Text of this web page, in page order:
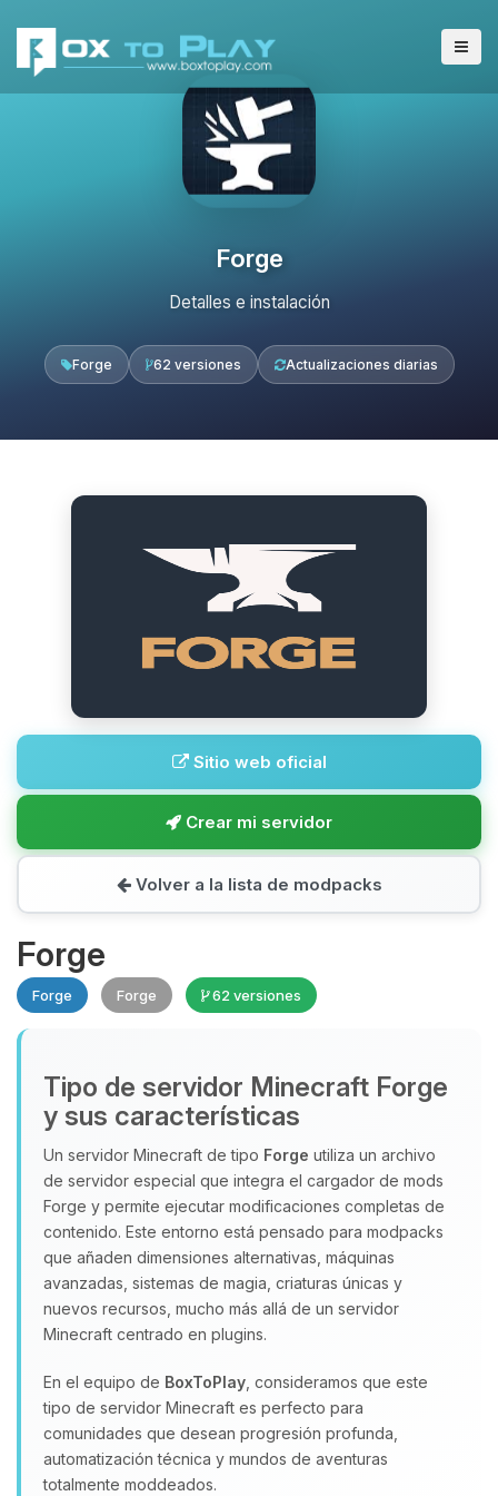
Forge
Detalles e instalación
Forge 62 versiones Actualizaciones diarias
Sitio web oficial
Crear mi servidor
Volver a la lista de modpacks
Forge
Forge Forge 62 versiones
Tipo de servidor Minecraft Forge
y sus características
Un servidor Minecraft de tipo Forge utiliza un archivo
de servidor especial que integra el cargador de mods
Forge y permite ejecutar modificaciones completas de
contenido. Este entorno está pensado para modpacks
que añaden dimensiones alternativas, máquinas
avanzadas, sistemas de magia, criaturas únicas y
nuevos recursos, mucho más allá de un servidor
Minecraft centrado en plugins.
En el equipo de BoxToPlay , consideramos que este
tipo de servidor Minecraft es perfecto para
comunidades que desean progresión profunda,
automatización técnica y mundos de aventuras
totalmente moddeados.
Yupi, por fin alguien con quien
hablar! Soy Choupy, tu pequeno
asistente de BoxToPlay. Cuentame
que necesitas y moveré mis
pequenos circuitos para ayudarte.
06/08/2026 16:44